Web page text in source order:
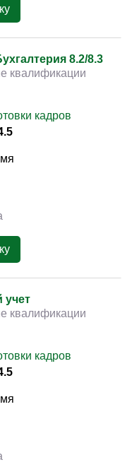
8.2/8.3
квалификации
кадров
учет
квалификации
кадров